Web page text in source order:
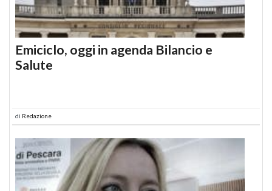
Emiciclo, oggi in agenda Bilancio e
Salute
di Redazione